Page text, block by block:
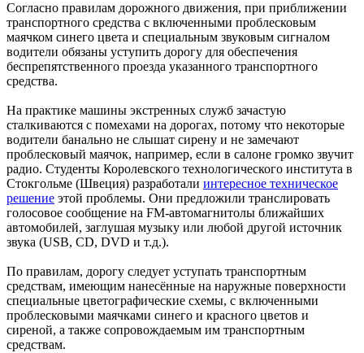
Согласно правилам дорожного движения, при приближении
транспортного средства с включенными проблесковым
маячком синего цвета и специальным звуковым сигналом
водители обязаны уступить дорогу для обеспечения
беспрепятственного проезда указанного транспортного
средства.
На практике машины экстренных служб зачастую
сталкиваются с помехами на дорогах, потому что некоторые
водители банально не слышат сирену и не замечают
проблесковый маячок, например, если в салоне громко звучит
радио. Студенты Королевского технологического института в
Стокгольме (Швеция) разработали интересное техническое
решение этой проблемы. Они предложили транслировать
голосовое сообщение на FM-автомагнитолы ближайших
автомобилей, заглушая музыку или любой другой источник
звука (USB, СD, DVD и т.д.).
По правилам, дорогу следует уступать транспортным
средствам, имеющим нанесённые на наружные поверхности
специальные цветографические схемы, с включенными
проблесковыми маячками синего и красного цветов и
сиреной, а также сопровождаемым им транспортным
средствам.